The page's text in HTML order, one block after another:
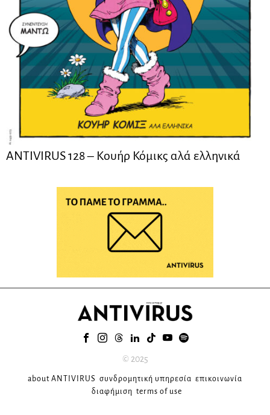
ANTIVIRUS 128 – Kουήρ Κόμικς αλά ελληνικά
© 2025
about ANTIVIRUS συνδρομητική υπηρεσία επικοινωνία
διαφήμιση terms of use